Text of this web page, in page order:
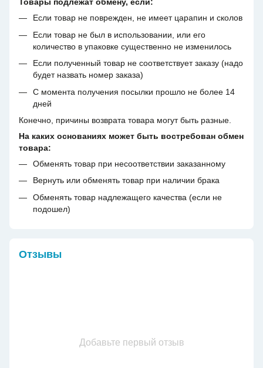
Товары подлежат обмену, если:
Если товар не поврежден, не имеет царапин и сколов
Если товар не был в использовании, или его
количество в упаковке существенно не изменилось
Если полученный товар не соответствует заказу (надо
будет назвать номер заказа)
С момента получения посылки прошло не более 14
дней
Конечно, причины возврата товара могут быть разные.
На каких основаниях может быть востребован обмен
товара:
Обменять товар при несоответствии заказанному
Вернуть или обменять товар при наличии брака
Обменять товар надлежащего качества (если не
подошел)
Отзывы
Добавьте первый отзыв